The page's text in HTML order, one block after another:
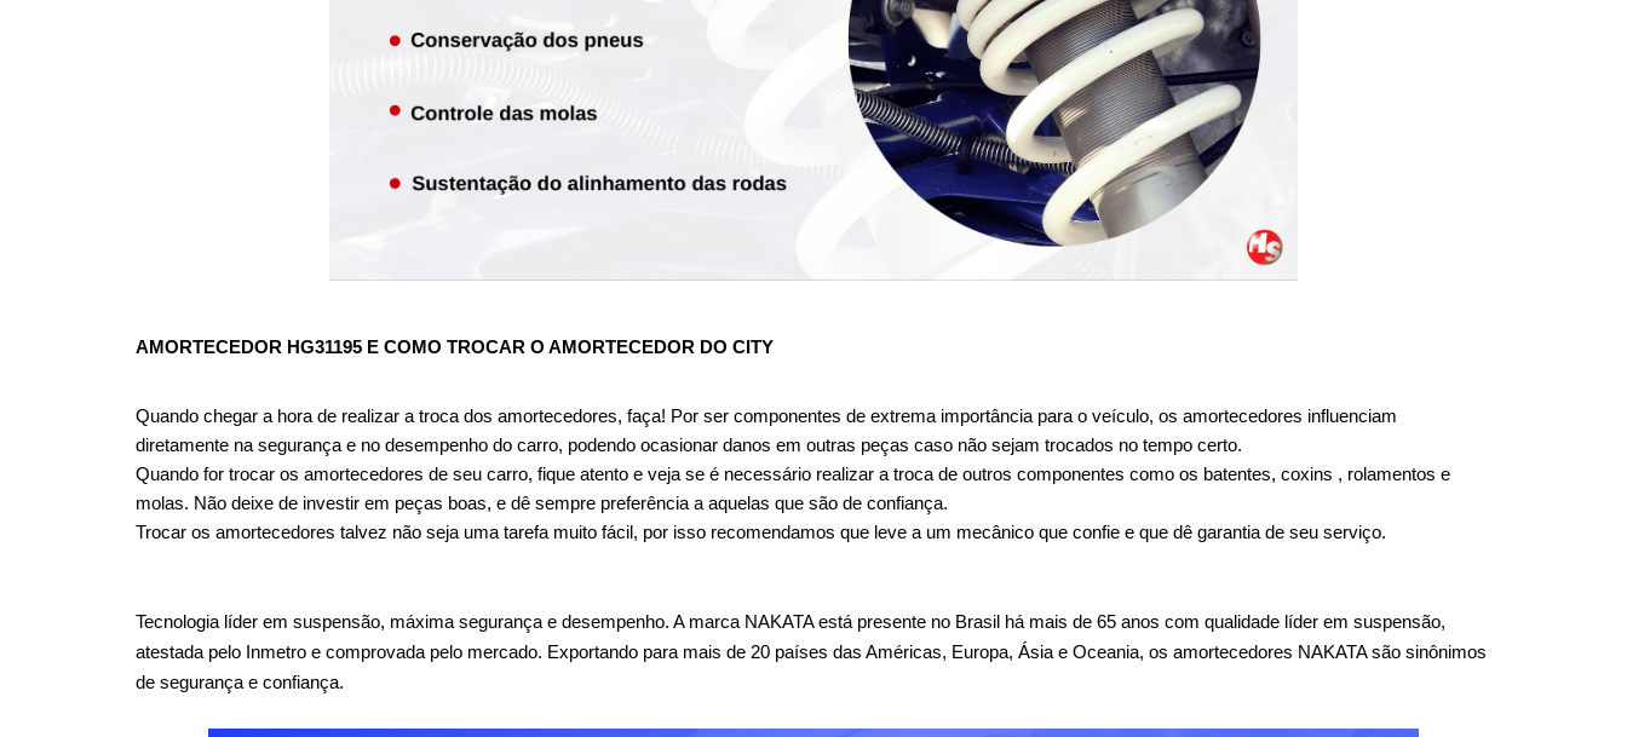
AMORTECEDOR HG31195 E COMO TROCAR O AMORTECEDOR DO CITY
Quando chegar a hora de realizar a troca dos amortecedores, faça! Por ser componentes de extrema importância para o veículo, os amortecedores influenciam
diretamente na segurança e no desempenho do carro, podendo ocasionar danos em outras peças caso não sejam trocados no tempo certo.
Quando for trocar os amortecedores de seu carro, fique atento e veja se é necessário realizar a troca de outros componentes como os batentes, coxins , rolamentos e
molas. Não deixe de investir em peças boas, e dê sempre preferência a aquelas que são de confiança.
Trocar os amortecedores talvez não seja uma tarefa muito fácil, por isso recomendamos que leve a um mecânico que confie e que dê garantia de seu serviço.
Tecnologia líder em suspensão, máxima segurança e desempenho. A marca NAKATA está presente no Brasil há mais de 65 anos com qualidade líder em suspensão,
atestada pelo Inmetro e comprovada pelo mercado. Exportando para mais de 20 países das Américas, Europa, Ásia e Oceania, os amortecedores NAKATA são sinônimos
de segurança e confiança.